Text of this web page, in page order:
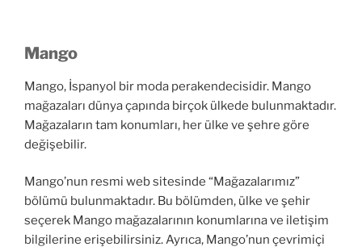
Mango
Mango, İspanyol bir moda perakendecisidir. Mango
mağazaları dünya çapında birçok ülkede bulunmaktadır.
Mağazaların tam konumları, her ülke ve şehre göre
değişebilir.
Mango’nun resmi web sitesinde “Mağazalarımız”
bölümü bulunmaktadır. Bu bölümden, ülke ve şehir
seçerek Mango mağazalarının konumlarına ve iletişim
bilgilerine erişebilirsiniz. Ayrıca, Mango’nun çevrimiçi